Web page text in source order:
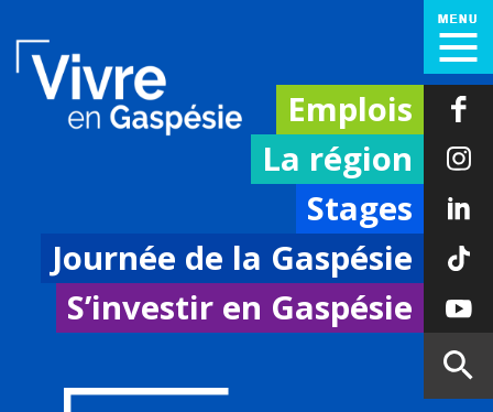
Emplois
La région
Stages
Journée de la Gaspésie
S’investir en Gaspésie